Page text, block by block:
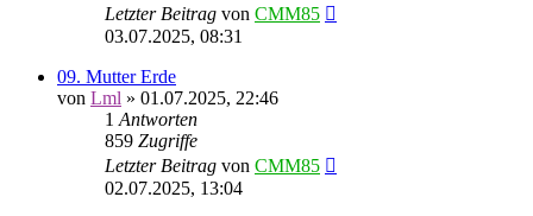
Letzter Beitrag von CMM85
03.07.2025, 08:31
09. Mutter Erde
von Lml » 01.07.2025, 22:46
1 Antworten
859 Zugriffe
Letzter Beitrag von CMM85
02.07.2025, 13:04